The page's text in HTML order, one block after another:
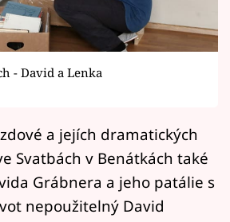
Karlovy Vary
- David a Lenka
a jejích dramatických
Svatbách v Benátkách také
Grábnera a jeho patálie s
nepoužitelný David